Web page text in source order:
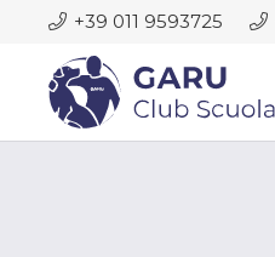
+39 011 9593725